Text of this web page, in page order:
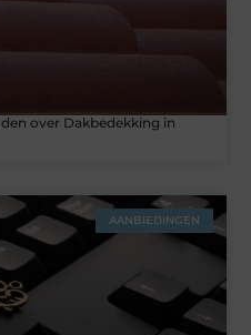
over Dakbedekking in
AANBIEDINGEN